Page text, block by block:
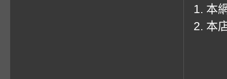
1. 本
2. 本